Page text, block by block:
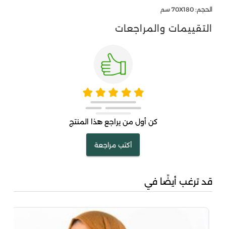
الحجم: 70X180 سم
التقييمات والمراجعات
كن أول من يراجع هذا المنتج
أكتب مراجعة
قد ترغب أيضًا في